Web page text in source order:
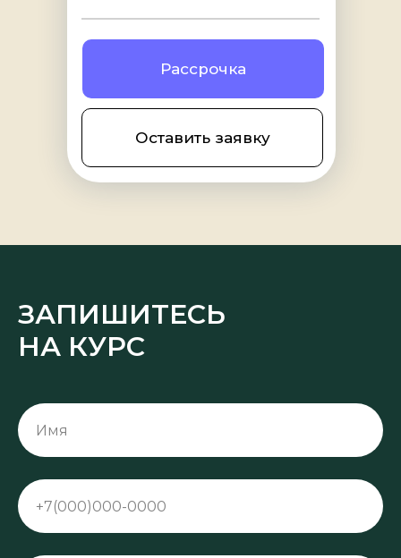
Рассрочка
Оставить заявку
ЗАПИШИТЕСЬ
НА КУРС